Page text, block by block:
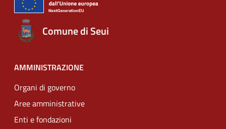
Comune di Seui
AMMINISTRAZIONE
Organi di governo
Aree amministrative
Enti e fondazioni